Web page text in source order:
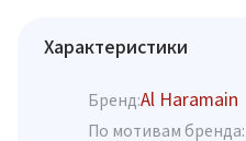
Характеристики
Бренд:Al Haramain
По мотивам бренда: